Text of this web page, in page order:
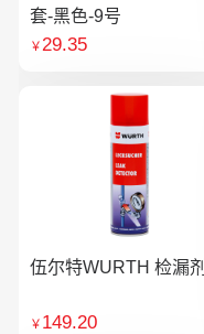
套-黑色-9号
￥29.35
伍尔特WURTH 检漏剂
￥ 149.20